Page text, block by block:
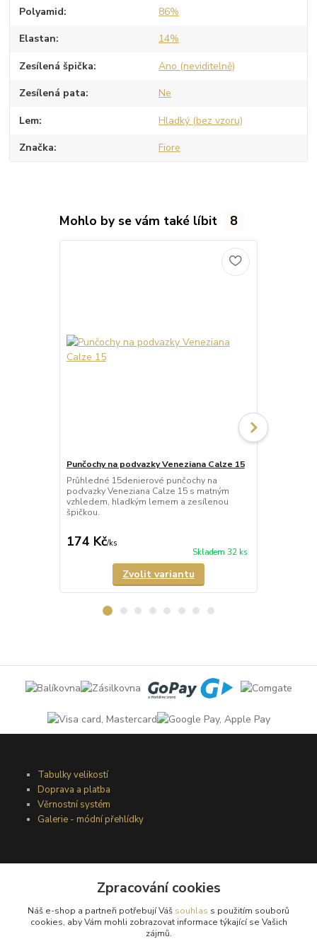
Polyamid 86%
Elastan 14%
Zesílená špička Ano (neviditelně)
Zesílená pata Ne
Lem Hladký (bez vzoru)
Značka Fiore
Mohlo by se vám také líbit 8
Punčochy na podvazky Veneziana Calze 15
Průhledné 15denierové punčochy na
podvazky Veneziana Calze 15 s matným
vzhledem, hladkým lemem a zesílenou
špičkou.
174 Kč/ks
Skladem 32 ks
Zvolit variantu
Tabulky velikostí
Doprava a platba
Věrnostní systém
Galerie - módní přehlídky
Obchodní podmínky
Ochrana osobních údajů
Kontakty
Zpracování cookies
Náš e-shop a partneři potřebují Váš souhlas s použitím souborů
cookies, aby Vám mohli zobrazovat informace týkající se Vašich
zájmů.